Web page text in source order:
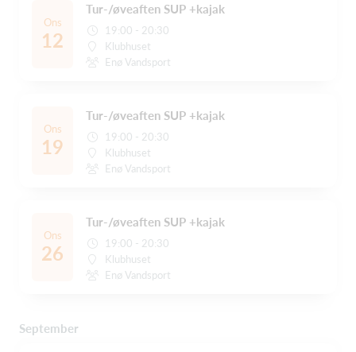
Ons
12
Tur-/øveaften SUP +kajak
19:00 - 20:30
Klubhuset
Enø Vandsport
Ons
19
Tur-/øveaften SUP +kajak
19:00 - 20:30
Klubhuset
Enø Vandsport
Ons
26
Tur-/øveaften SUP +kajak
19:00 - 20:30
Klubhuset
Enø Vandsport
September